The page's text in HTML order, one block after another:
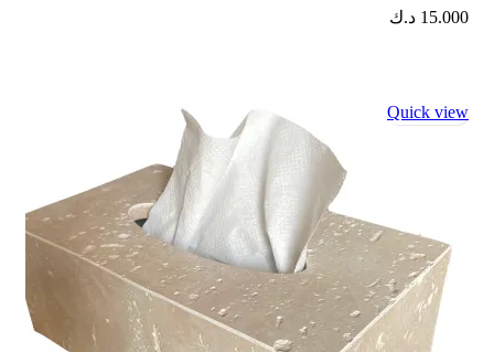
15.000 د.ك
Quick view